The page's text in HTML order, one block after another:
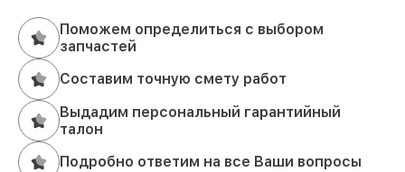
Поможем определиться с выбором
запчастей
Составим точную смету работ
Выдадим персональный гарантийный
талон
Подробно ответим на все Ваши вопросы